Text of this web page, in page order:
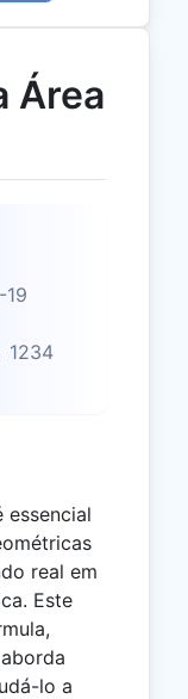
Área
1234
essencial
real em
Este
lo a